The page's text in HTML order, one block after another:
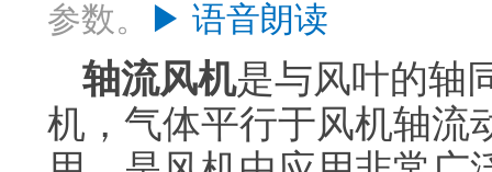
参数。
▶ 语音朗读
轴流风机是与风叶的轴
机，气体平行于风机轴流